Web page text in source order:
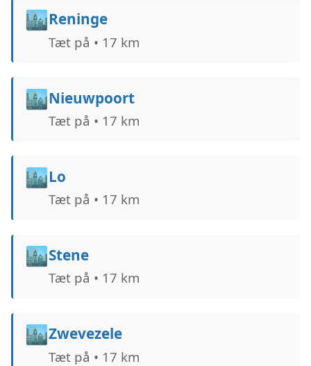
🏙️Reninge
Tæt på • 17 km
🏙️Nieuwpoort
Tæt på • 17 km
🏙️Lo
Tæt på • 17 km
🏙️Stene
Tæt på • 17 km
🏙️Zwevezele
Tæt på • 17 km